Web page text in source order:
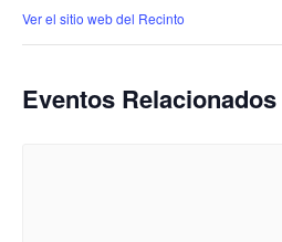
Ver el sitio web del Recinto
Eventos Relacionados